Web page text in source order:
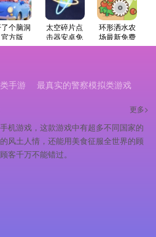
个脑洞
官方版
太空碎片点
击器安卓免
费版
环形洒水农
场最新免费
版
手游 最真实的警察模拟类游戏
更多>
机游戏，这款游戏中有超多不同国家的
风土人情，还能用美食征服全世界的顾
客千万不能错过。